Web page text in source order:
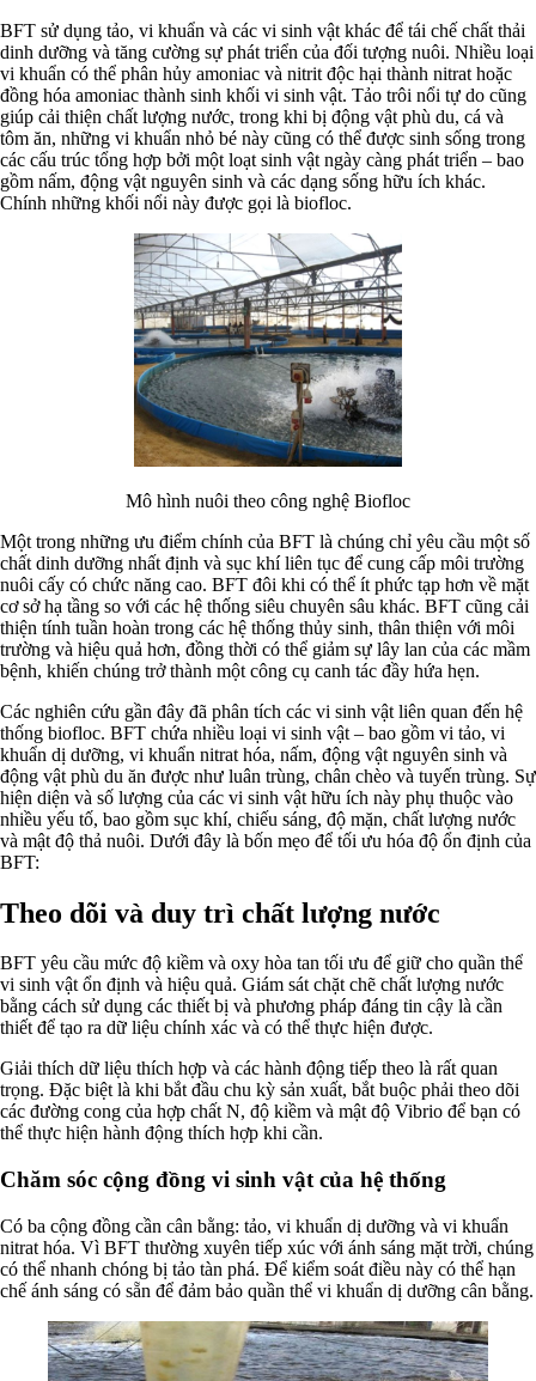
BFT sử dụng tảo, vi khuẩn và các vi sinh vật khác để tái chế chất thải
dinh dưỡng và tăng cường sự phát triển của đối tượng nuôi. Nhiều loại
vi khuẩn có thể phân hủy amoniac và nitrit độc hại thành nitrat hoặc
đồng hóa amoniac thành sinh khối vi sinh vật. Tảo trôi nổi tự do cũng
giúp cải thiện chất lượng nước, trong khi bị động vật phù du, cá và
tôm ăn, những vi khuẩn nhỏ bé này cũng có thể được sinh sống trong
các cấu trúc tổng hợp bởi một loạt sinh vật ngày càng phát triển – bao
gồm nấm, động vật nguyên sinh và các dạng sống hữu ích khác.
Chính những khối nổi này được gọi là biofloc.
Mô hình nuôi theo công nghệ Biofloc
Một trong những ưu điểm chính của BFT là chúng chỉ yêu cầu một số
chất dinh dưỡng nhất định và sục khí liên tục để cung cấp môi trường
nuôi cấy có chức năng cao. BFT đôi khi có thể ít phức tạp hơn về mặt
cơ sở hạ tầng so với các hệ thống siêu chuyên sâu khác. BFT cũng cải
thiện tính tuần hoàn trong các hệ thống thủy sinh, thân thiện với môi
trường và hiệu quả hơn, đồng thời có thể giảm sự lây lan của các mầm
bệnh, khiến chúng trở thành một công cụ canh tác đầy hứa hẹn.
Các nghiên cứu gần đây đã phân tích các vi sinh vật liên quan đến hệ
thống biofloc. BFT chứa nhiều loại vi sinh vật – bao gồm vi tảo, vi
khuẩn dị dưỡng, vi khuẩn nitrat hóa, nấm, động vật nguyên sinh và
động vật phù du ăn được như luân trùng, chân chèo và tuyến trùng. Sự
hiện diện và số lượng của các vi sinh vật hữu ích này phụ thuộc vào
nhiều yếu tố, bao gồm sục khí, chiếu sáng, độ mặn, chất lượng nước
và mật độ thả nuôi. Dưới đây là bốn mẹo để tối ưu hóa độ ổn định của
BFT:
Theo dõi và duy trì chất lượng nước
BFT yêu cầu mức độ kiềm và oxy hòa tan tối ưu để giữ cho quần thể
vi sinh vật ổn định và hiệu quả. Giám sát chặt chẽ chất lượng nước
bằng cách sử dụng các thiết bị và phương pháp đáng tin cậy là cần
thiết để tạo ra dữ liệu chính xác và có thể thực hiện được.
Giải thích dữ liệu thích hợp và các hành động tiếp theo là rất quan
trọng. Đặc biệt là khi bắt đầu chu kỳ sản xuất, bắt buộc phải theo dõi
các đường cong của hợp chất N, độ kiềm và mật độ Vibrio để bạn có
thể thực hiện hành động thích hợp khi cần.
Chăm sóc cộng đồng vi sinh vật của hệ thống
Có ba cộng đồng cần cân bằng: tảo, vi khuẩn dị dưỡng và vi khuẩn
nitrat hóa. Vì BFT thường xuyên tiếp xúc với ánh sáng mặt trời, chúng
có thể nhanh chóng bị tảo tàn phá. Để kiểm soát điều này có thể hạn
chế ánh sáng có sẵn để đảm bảo quần thể vi khuẩn dị dưỡng cân bằng.